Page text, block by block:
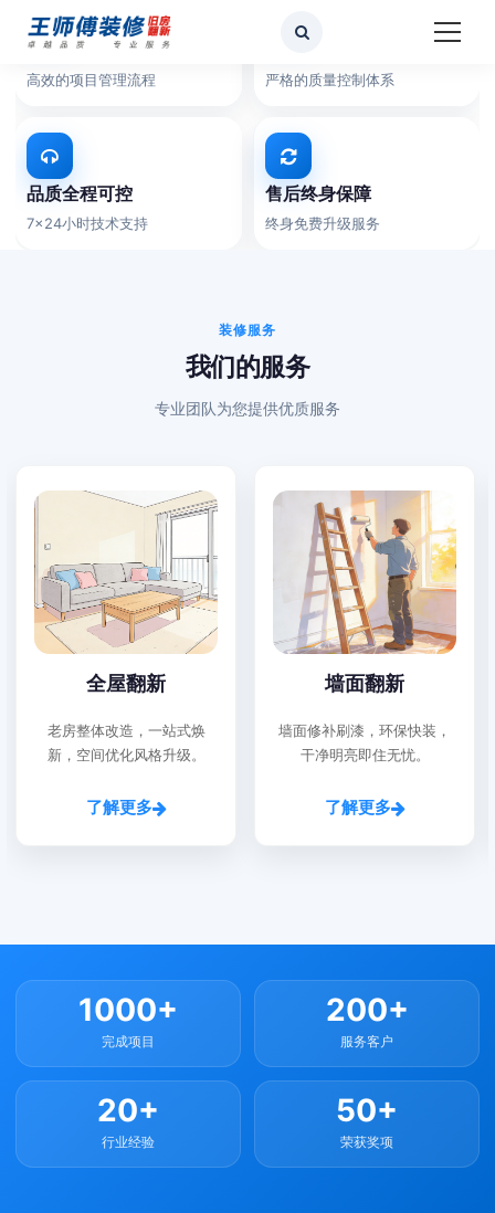
二十年本地深耕
高效的项目管理流程 严格的质量控制体系
品质全程可控
7×24小时技术支持
售后终身保障
终身免费升级服务
装修服务
我们的服务
专业团队为您提供优质服务
全屋翻新
老房整体改造，一站式焕
新，空间优化风格升级。
了解更多
墙面翻新
墙面修补刷漆，环保快装，
干净明亮即住无忧。
了解更多
1000+
完成项目
200+
服务客户
20+
行业经验
50+
荣获奖项